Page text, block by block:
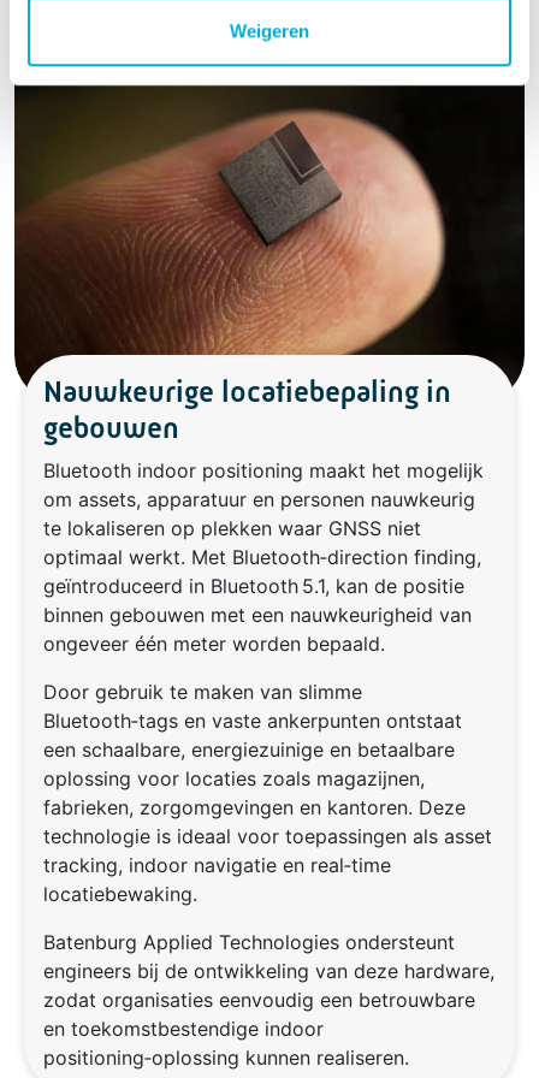
Weigeren
Nauwkeurige locatiebepaling in
gebouwen
Bluetooth indoor positioning maakt het mogelijk
om assets, apparatuur en personen nauwkeurig
te lokaliseren op plekken waar GNSS niet
optimaal werkt. Met Bluetooth‑direction finding,
geïntroduceerd in Bluetooth 5.1, kan de positie
binnen gebouwen met een nauwkeurigheid van
ongeveer één meter worden bepaald.
Door gebruik te maken van slimme
Bluetooth‑tags en vaste ankerpunten ontstaat
een schaalbare, energiezuinige en betaalbare
oplossing voor locaties zoals magazijnen,
fabrieken, zorgomgevingen en kantoren. Deze
technologie is ideaal voor toepassingen als asset
tracking, indoor navigatie en real‑time
locatiebewaking.
Batenburg Applied Technologies ondersteunt
engineers bij de ontwikkeling van deze hardware,
zodat organisaties eenvoudig een betrouwbare
en toekomstbestendige indoor
positioning‑oplossing kunnen realiseren.